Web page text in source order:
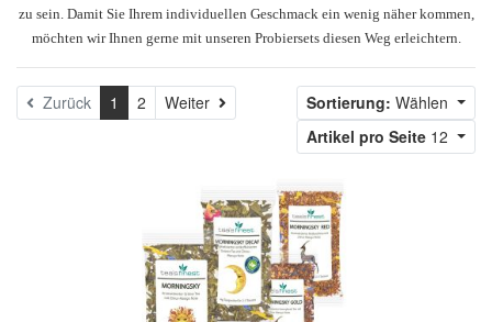
zu sein. Damit Sie Ihrem individuellen Geschmack ein wenig näher kommen,
möchten wir Ihnen gerne mit unseren Probiersets diesen Weg erleichtern.
Zurück 1 2 Weiter Weiter Sortierung: Wählen
Artikel pro Seite 12